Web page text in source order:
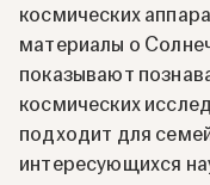
космических
материалы о
показывают
космических
подходит для
интересующихся